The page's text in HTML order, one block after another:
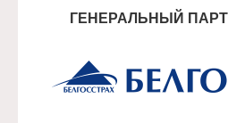
ГЕНЕРАЛЬНЫЙ